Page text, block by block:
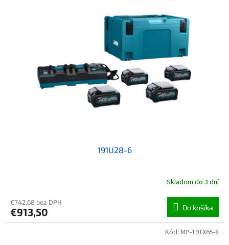
191U28-6
Skladom do 3 dní
€742,68 bez DPH
€913,50 Do košíka
Kód: MP-191X65-8